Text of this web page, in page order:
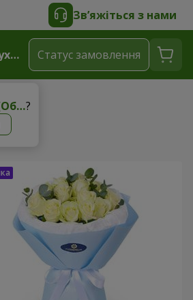
Зв’яжіться з нами
Кіровське (Обухівка)
Кіровське (Обухівка)?
Статус замовлення